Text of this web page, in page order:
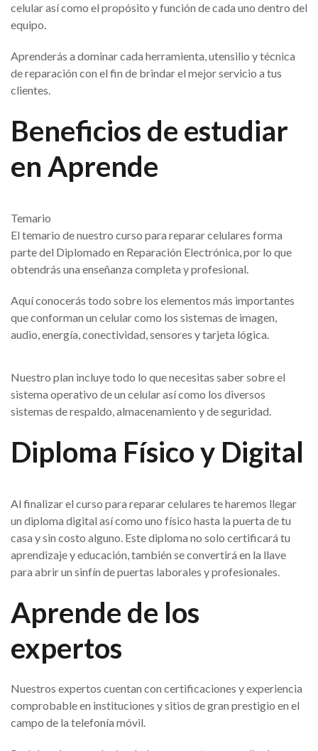
celular así como el propósito y función de cada uno dentro del
equipo.
Aprenderás a dominar cada herramienta, utensilio y técnica
de reparación con el fin de brindar el mejor servicio a tus
clientes.
Beneficios de estudiar
en Aprende
Temario
El temario de nuestro curso para reparar celulares forma
parte del Diplomado en Reparación Electrónica, por lo que
obtendrás una enseñanza completa y profesional.
Aquí conocerás todo sobre los elementos más importantes
que conforman un celular como los sistemas de imagen,
audio, energía, conectividad, sensores y tarjeta lógica.
Nuestro plan incluye todo lo que necesitas saber sobre el
sistema operativo de un celular así como los diversos
sistemas de respaldo, almacenamiento y de seguridad.
Diploma Físico y Digital
Al finalizar el curso para reparar celulares te haremos llegar
un diploma digital así como uno físico hasta la puerta de tu
casa y sin costo alguno. Este diploma no solo certificará tu
aprendizaje y educación, también se convertirá en la llave
para abrir un sinfín de puertas laborales y profesionales.
Aprende de los
expertos
Nuestros expertos cuentan con certificaciones y experiencia
comprobable en instituciones y sitios de gran prestigio en el
campo de la telefonía móvil.